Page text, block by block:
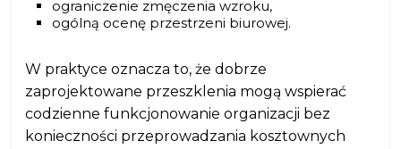
ograniczenie zmęczenia wzroku,
ogólną ocenę przestrzeni biurowej.
W praktyce oznacza to, że dobrze
zaprojektowane przeszklenia mogą wspierać
codzienne funkcjonowanie organizacji bez
konieczności przeprowadzania kosztownych